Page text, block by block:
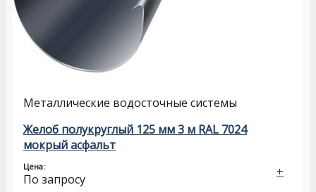
Металлические водосточные системы
Желоб полукруглый 125 мм 3 м RAL 7024
мокрый асфальт
Цена:
По запросу
+